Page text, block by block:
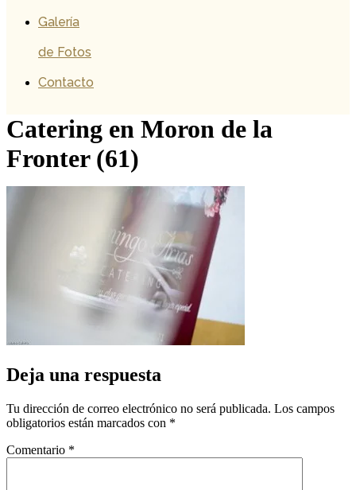
Galería
de Fotos
Contacto
Catering en Moron de la
Fronter (61)
Deja una respuesta
Tu dirección de correo electrónico no será publicada. Los campos
obligatorios están marcados con *
Comentario *